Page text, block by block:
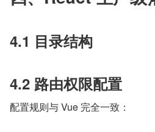
4.1 目录结构
4.2 路由权限配置
配置规则与 Vue 完全一致：